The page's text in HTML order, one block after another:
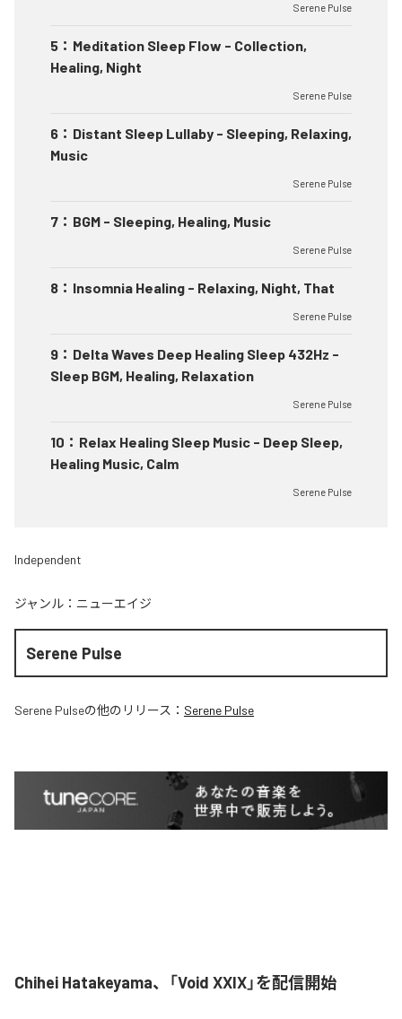
Serene Pulse
5 ： Meditation Sleep Flow - Collection,
Healing, Night
Serene Pulse
6 ： Distant Sleep Lullaby - Sleeping, Relaxing,
Music
Serene Pulse
7 ： BGM - Sleeping, Healing, Music
Serene Pulse
8 ： Insomnia Healing - Relaxing, Night, That
Serene Pulse
9 ： Delta Waves Deep Healing Sleep 432Hz -
Sleep BGM, Healing, Relaxation
Serene Pulse
10 ： Relax Healing Sleep Music - Deep Sleep,
Healing Music, Calm
Serene Pulse
Independent
ジャンル： ニューエイジ
Serene Pulse
Serene Pulseの他のリリース： Serene Pulse
Chihei Hatakeyama、「Void XXIX」を配信開始